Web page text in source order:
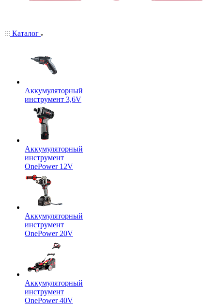
Каталог
Аккумуляторный
инструмент 3,6V
Аккумуляторный
инструмент
OnePower 12V
Аккумуляторный
инструмент
OnePower 20V
Аккумуляторный
инструмент
OnePower 40V